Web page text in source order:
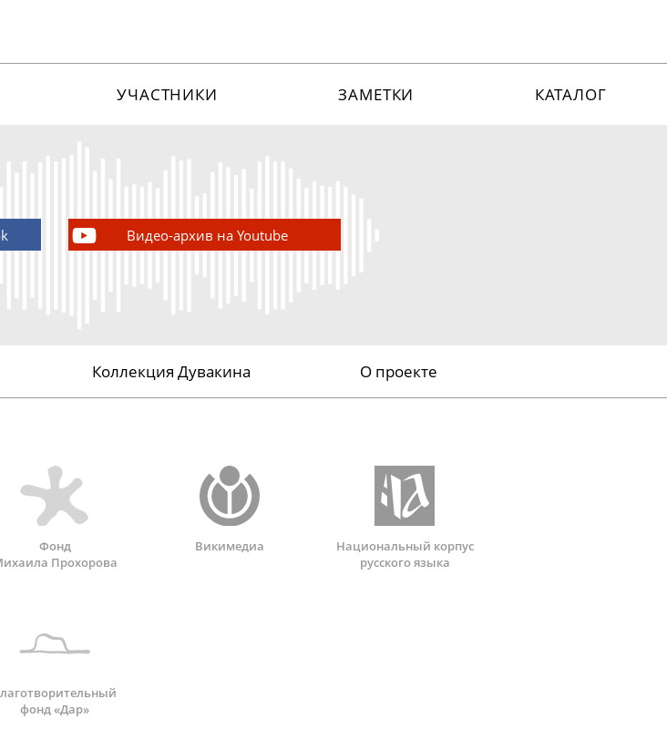
УЧАСТНИКИ ЗАМЕТКИ КАТАЛОГ
Видео-архив на Youtube
Коллекция Дувакина О проекте
Фонд
Прохорова
Викимедиа
Национальный корпус
русского языка
фонд «Дар»